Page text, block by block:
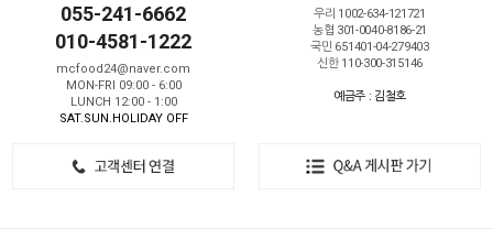
055-241-6662
010-4581-1222
mcfood24@naver.com
MON-FRI 09:00 - 6:00
LUNCH 12:00 - 1:00
SAT.SUN.HOLIDAY OFF
우리 1002-634-121721
농협 301-0040-8186-21
국민 651401-04-279403
신한 110-300-315146
예금주 : 김철호